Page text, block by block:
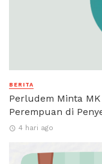
BERITA
Perludem Minta
Perempuan di
4 hari ago